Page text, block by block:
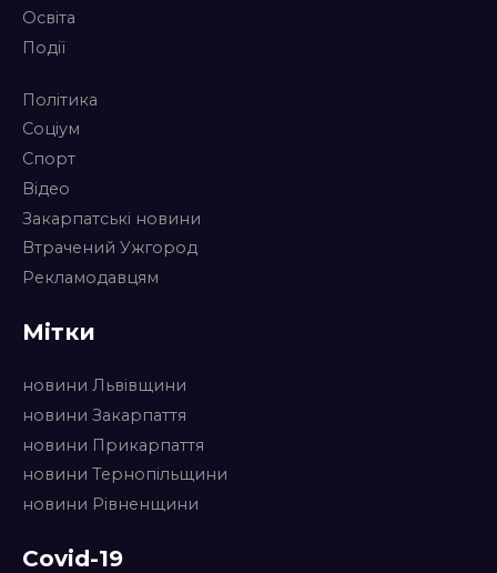
Освіта
Події
Політика
Соціум
Спорт
Відео
Закарпатські новини
Втрачений Ужгород
Рекламодавцям
Мітки
новини Львівщини
новини Закарпаття
новини Прикарпаття
новини Тернопільщини
новини Рівненщини
Covid-19